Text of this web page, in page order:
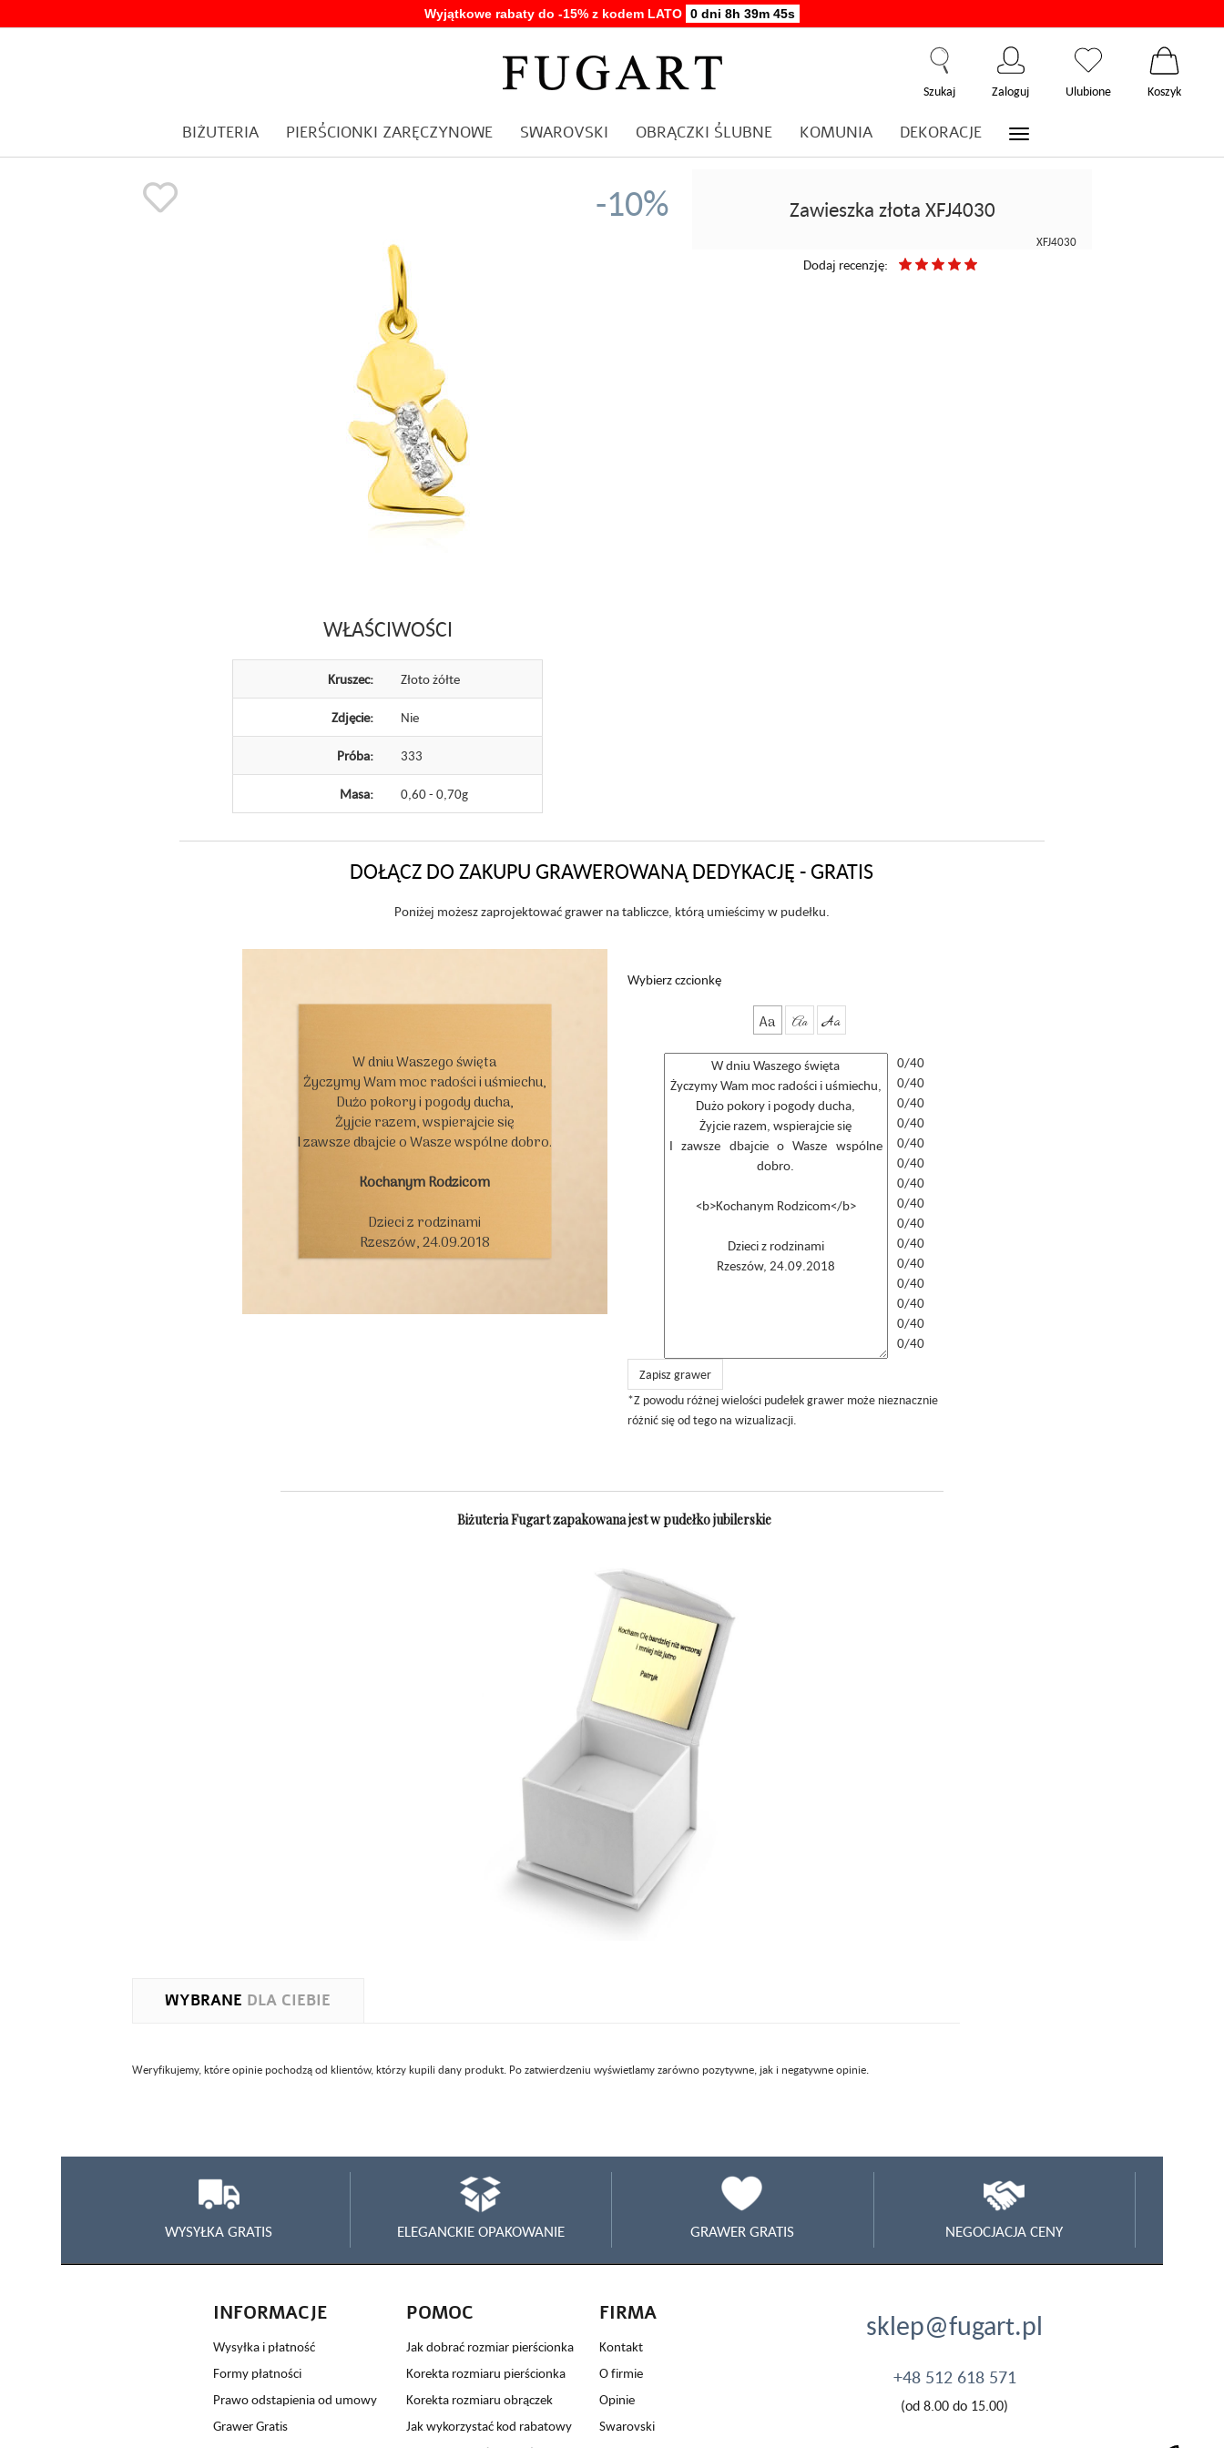
Wyjątkowe rabaty do -15% z kodem LATO 0 dni 8h 39m 45s
Szukaj Zaloguj Ulubione Koszyk
BIŻUTERIA PIERŚCIONKI ZARĘCZYNOWE SWAROVSKI OBRĄCZKI ŚLUBNE KOMUNIA DEKORACJE
-10% Zawieszka złota XFJ4030
XFJ4030
Dodaj recenzję:
WŁAŚCIWOŚCI
Kruszec: Złoto żółte
Zdjęcie: Nie
Próba: 333
Masa: 0,60 - 0,70g
DOŁĄCZ DO ZAKUPU GRAWEROWANĄ DEDYKACJĘ - GRATIS
Poniżej możesz zaprojektować grawer na tabliczce, którą umieścimy w pudełku.
W dniu Waszego święta
Życzymy Wam moc radości i uśmiechu,
Dużo pokory i pogody ducha,
Żyjcie razem, wspierajcie się
I zawsze dbajcie o Wasze wspólne dobro.
Kochanym Rodzicom
Dzieci z rodzinami
Rzeszów, 24.09.2018
Wybierz czcionkę
Aa Aa Aa
0/40
0/40
0/40
0/40
0/40
0/40
0/40
0/40
0/40
0/40
0/40
0/40
0/40
0/40
0/40
Zapisz grawer
*Z powodu różnej wielości pudełek grawer może nieznacznie
różnić się od tego na wizualizacji.
Biżuteria Fugart zapakowana jest w pudełko jubilerskie
WYBRANE DLA CIEBIE
Weryfikujemy, które opinie pochodzą od klientów, którzy kupili dany produkt. Po zatwierdzeniu wyświetlamy zarówno pozytywne, jak i negatywne opinie.
WYSYŁKA GRATIS ELEGANCKIE OPAKOWANIE GRAWER GRATIS NEGOCJACJA CENY
INFORMACJE
Wysyłka i płatność
Formy płatności
Prawo odstapienia od umowy
Grawer Gratis
POMOC
Jak dobrać rozmiar pierścionka
Korekta rozmiaru pierścionka
Korekta rozmiaru obrączek
Jak wykorzystać kod rabatowy
FIRMA
Kontakt
O firmie
Opinie
Swarovski
sklep@fugart.pl
+48 512 618 571
(od 8.00 do 15.00)